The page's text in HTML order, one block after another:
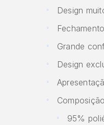
Design
Grande
Design
95%